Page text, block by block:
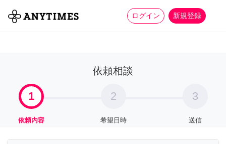
ログイン 新規登録
全て 家事 more_horiz
依頼相談
1
依頼内容
2
希望日時
3
送信